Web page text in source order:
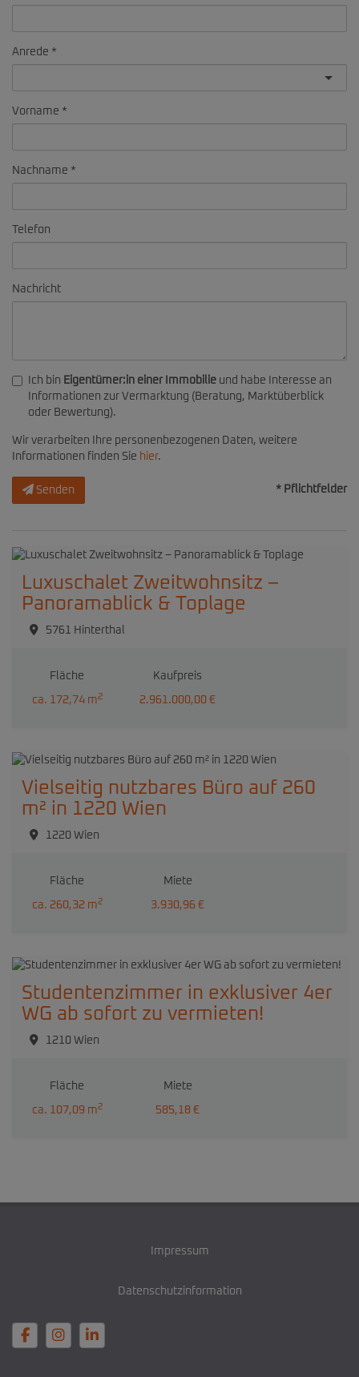
Anrede
Vorname
Nachname
Telefon
Nachricht
Ich bin Eigentümer:in einer Immobilie und habe Interesse an
Informationen zur Vermarktung (Beratung, Marktüberblick
oder Bewertung).
Wir verarbeiten Ihre personenbezogenen Daten, weitere
Informationen finden Sie hier.
Senden * Pflichtfelder
Luxuschalet Zweitwohnsitz –
Panoramablick & Toplage
5761 Hinterthal
Fläche
ca. 172,74 m2
Kaufpreis
2.961.000,00 €
Vielseitig nutzbares Büro auf 260
m² in 1220 Wien
1220 Wien
Fläche
ca. 260,32 m2
Miete
3.930,96 €
Studentenzimmer in exklusiver 4er
WG ab sofort zu vermieten!
1210 Wien
Fläche
ca. 107,09 m2
Miete
585,18 €
Impressum
Datenschutzinformation